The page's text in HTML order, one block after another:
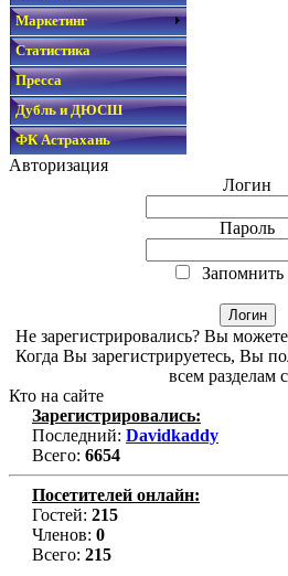
Маркетинг
Статистика
Пресса
Дубль и ДЮСШ
ФК Астрахань
Авторизация
Логин
Пароль
Запомнить
Не зарегистрировались? Вы
Когда Вы зарегистрируетесь, Вы
всем разделам
Кто на сайте
Зарегистрировались:
Последний: Davidkaddy
Всего: 6654
Посетителей онлайн:
Гостей: 215
Членов: 0
Всего: 215